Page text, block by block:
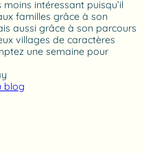
intéressant puisqu’il
familles grâce à son
aussi grâce à son parcours
villages de caractères
une semaine pour
blog